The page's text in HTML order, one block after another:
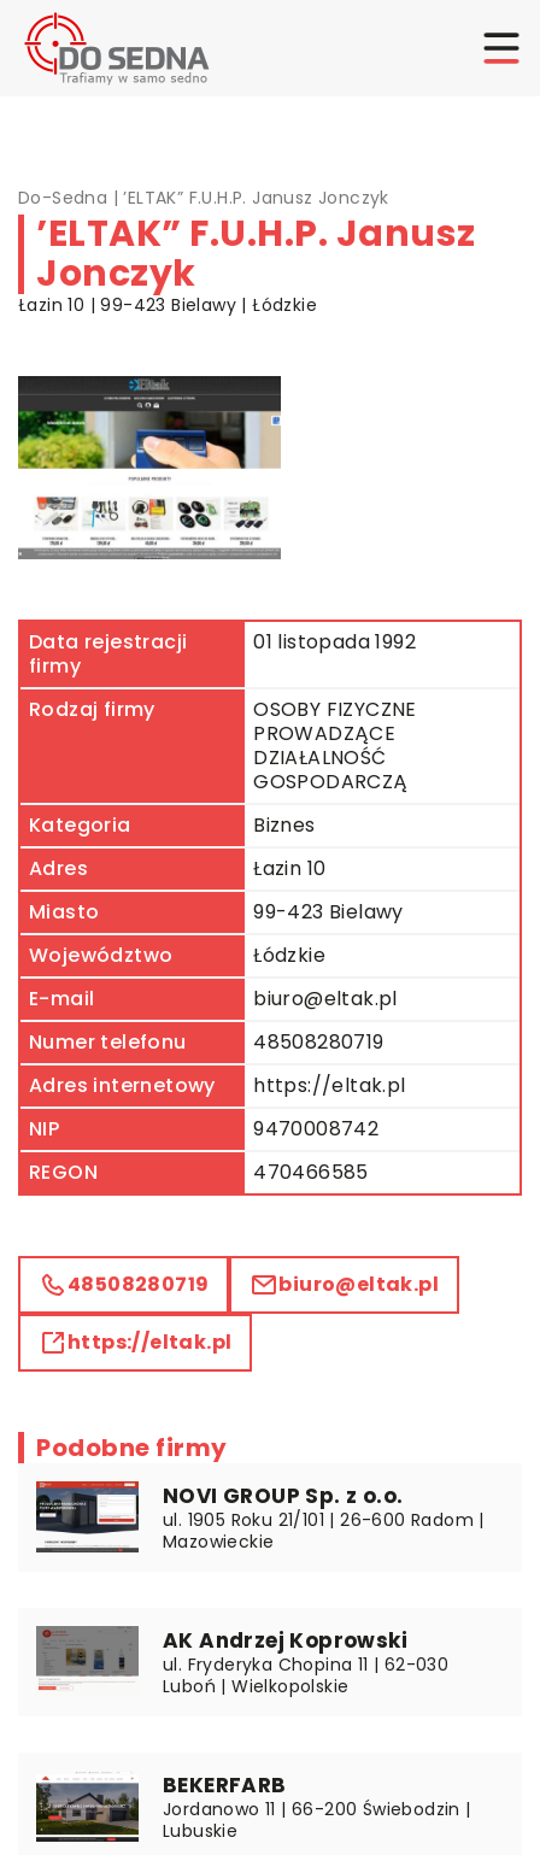
Do-Sedna |’ELTAK” F.U.H.P. Janusz Jonczyk
’ELTAK” F.U.H.P. Janusz
Jonczyk
Łazin 10 | 99-423 Bielawy | Łódzkie
Data rejestracji
firmy
01 listopada 1992
Rodzaj firmy
OSOBY FIZYCZNE
PROWADZĄCE
DZIAŁALNOŚĆ
GOSPODARCZĄ
Kategoria
Biznes
Adres
Łazin 10
Miasto
99-423 Bielawy
Województwo
Łódzkie
E-mail
biuro@eltak.pl
Numer telefonu
48508280719
Adres internetowy
https://eltak.pl
NIP
9470008742
REGON
470466585
48508280719 biuro@eltak.pl
https://eltak.pl
Podobne firmy
NOVI GROUP Sp. z o.o.
ul. 1905 Roku 21/101 | 26-600 Radom |
Mazowieckie
AK Andrzej Koprowski
ul. Fryderyka Chopina 11 | 62-030
Luboń | Wielkopolskie
BEKERFARB
Jordanowo 11 | 66-200 Świebodzin |
Lubuskie